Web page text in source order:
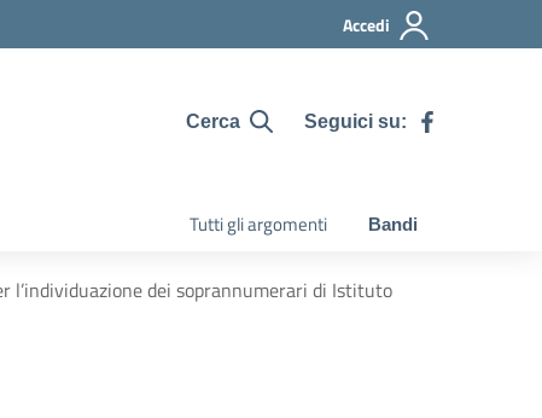
Accedi
Cerca Seguici su:
Tutti gli argomenti Bandi
l’individuazione dei soprannumerari di Istituto